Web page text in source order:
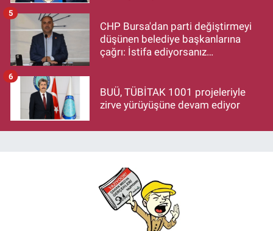
CHP Bursa'dan parti değiştirmeyi
düşünen belediye başkanlarına
çağrı: İstifa ediyorsanız
5
BUÜ, TÜBİTAK 1001 projeleriyle
zirve yürüyüşüne devam ediyor
6